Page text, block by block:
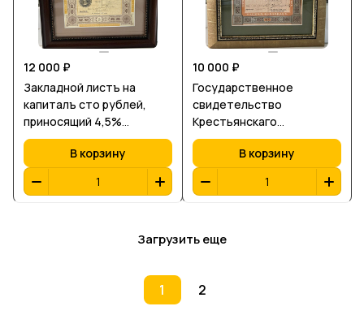
12 000 ₽
Закладной листъ на
капиталъ сто рублей,
приносящий 4,5%
годового
дохода,выданный на
предъявителя,С.-
Петербург, 3-й выпускъ
В корзину
10 000 ₽
Государственное
свидетельство
Крестьянскаго
Поземельнаго Банка на
капиталъ сто рублей, 4-й
выпускъ 1898 года,
Второе десятилетiе,
В корзину
Загрузить еще
1 2